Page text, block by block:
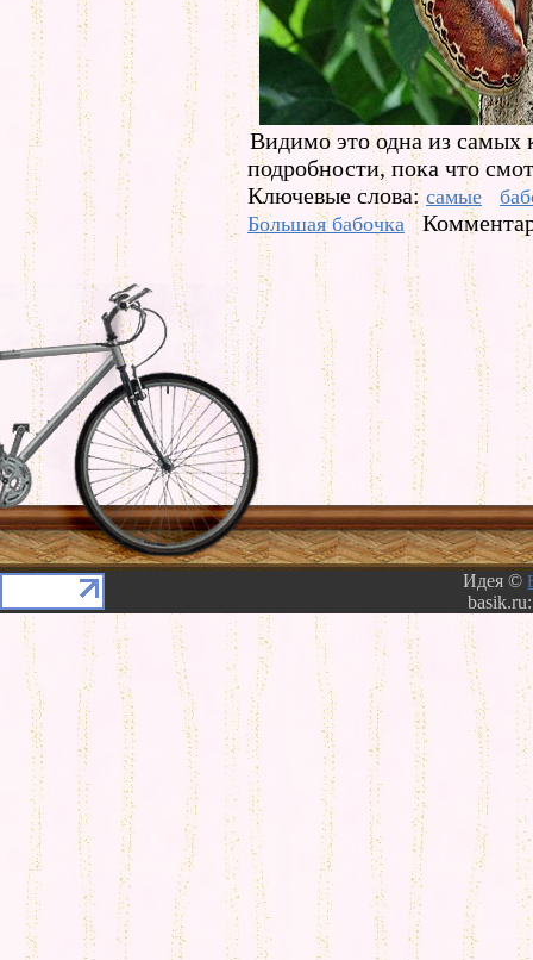
Видимо это одна из самых
подробности, пока что
Ключевые слова: самые
Большая бабочка
Идея ©